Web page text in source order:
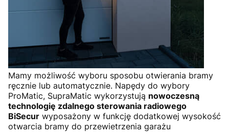
Mamy możliwość wyboru sposobu otwierania bramy
ręcznie lub automatycznie. Napędy do wybory
ProMatic, SupraMatic wykorzystują nowoczesną
technologię zdalnego sterowania radiowego
BiSecur wyposażony w funkcję dodatkowej wysokość
otwarcia bramy do przewietrzenia garażu